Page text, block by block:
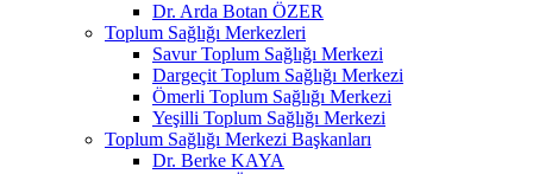
Dr. Arda Botan ÖZER
Toplum Sağlığı Merkezleri
Savur Toplum Sağlığı Merkezi
Dargeçit Toplum Sağlığı Merkezi
Ömerli Toplum Sağlığı Merkezi
Yeşilli Toplum Sağlığı Merkezi
Toplum Sağlığı Merkezi Başkanları
Dr. Berke KAYA